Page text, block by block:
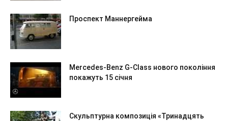
Проспект Маннергейма
Mercedes-Benz G-Class нового покоління
покажуть 15 січня
Скульптурна композиція «Тринадцять